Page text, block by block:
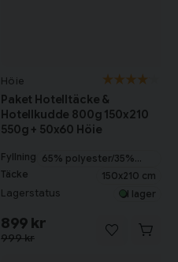
Höie
Paket Hotelltäcke &
Hotellkudde 800g 150x210
550g + 50x60 Höie
Fyllning 65% polyester/35%
Täcke 150x210 cm
Lagerstatus I lager
999 kr
899 kr